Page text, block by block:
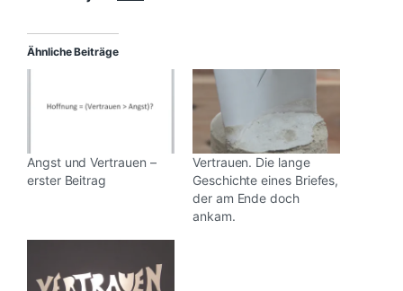
Ähnliche Beiträge
Angst und Vertrauen –
erster Beitrag
Vertrauen. Die lange
Geschichte eines Briefes,
der am Ende doch
ankam.